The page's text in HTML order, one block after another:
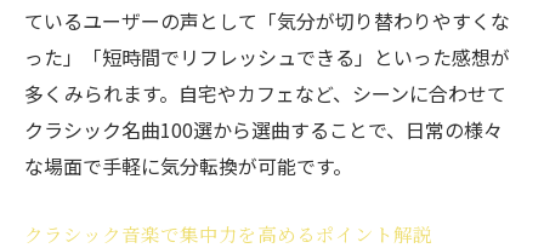
ているユーザーの声として「気分が切り替わりやすくな
った」「短時間でリフレッシュできる」といった感想が
多くみられます。自宅やカフェなど、シーンに合わせて
クラシック名曲100選から選曲することで、日常の様々
な場面で手軽に気分転換が可能です。
クラシック音楽で集中力を高めるポイント解説